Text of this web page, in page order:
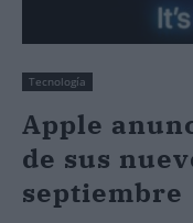
Tecnología
Apple
de sus
septiembre